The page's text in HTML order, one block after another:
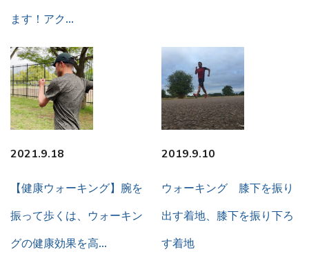
ます！アク…
2021.9.18
【健康ウォーキング】腕を
振って歩くは、ウォーキン
グの健康効果を高…
2019.9.10
ウォーキング 膝下を振り
出す着地、膝下を振り下ろ
す着地